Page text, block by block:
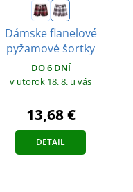
Dámske flanelové
pyžamové šortky
DO 6 DNÍ
v utorok 18. 8. u vás
13,68 €
DETAIL